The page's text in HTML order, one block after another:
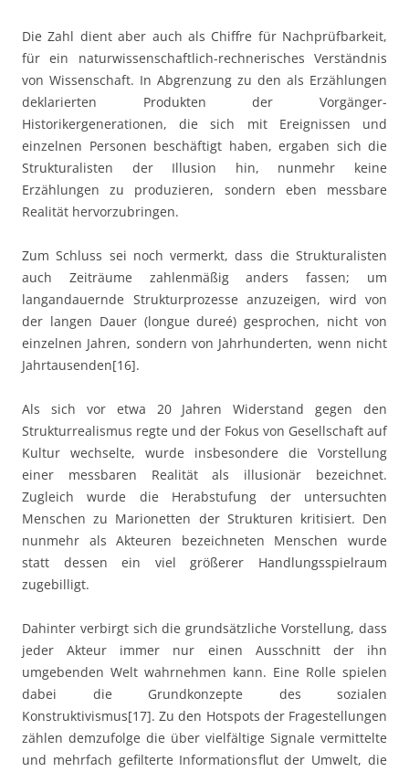
Die Zahl dient aber auch als Chiffre für Nachprüfbarkeit,
für ein naturwissenschaftlich-rechnerisches Verständnis
von Wissenschaft. In Abgrenzung zu den als Erzählungen
deklarierten Produkten der Vorgänger-
Historikergenerationen, die sich mit Ereignissen und
einzelnen Personen beschäftigt haben, ergaben sich die
Strukturalisten der Illusion hin, nunmehr keine
Erzählungen zu produzieren, sondern eben messbare
Realität hervorzubringen.
Zum Schluss sei noch vermerkt, dass die Strukturalisten
auch Zeiträume zahlenmäßig anders fassen; um
langandauernde Strukturprozesse anzuzeigen, wird von
der langen Dauer (longue dureé) gesprochen, nicht von
einzelnen Jahren, sondern von Jahrhunderten, wenn nicht
Jahrtausenden[16].
Als sich vor etwa 20 Jahren Widerstand gegen den
Strukturrealismus regte und der Fokus von Gesellschaft auf
Kultur wechselte, wurde insbesondere die Vorstellung
einer messbaren Realität als illusionär bezeichnet.
Zugleich wurde die Herabstufung der untersuchten
Menschen zu Marionetten der Strukturen kritisiert. Den
nunmehr als Akteuren bezeichneten Menschen wurde
statt dessen ein viel größerer Handlungsspielraum
zugebilligt.
Dahinter verbirgt sich die grundsätzliche Vorstellung, dass
jeder Akteur immer nur einen Ausschnitt der ihn
umgebenden Welt wahrnehmen kann. Eine Rolle spielen
dabei die Grundkonzepte des sozialen
Konstruktivismus[17]. Zu den Hotspots der Fragestellungen
zählen demzufolge die über vielfältige Signale vermittelte
und mehrfach gefilterte Informationsflut der Umwelt, die